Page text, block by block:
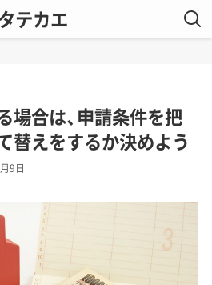
テカエ
場合は、申請条件を把
替えをするか決めよう
9日